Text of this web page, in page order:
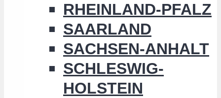
RHEINLAND-PFALZ
SAARLAND
SACHSEN-ANHALT
SCHLESWIG-
HOLSTEIN